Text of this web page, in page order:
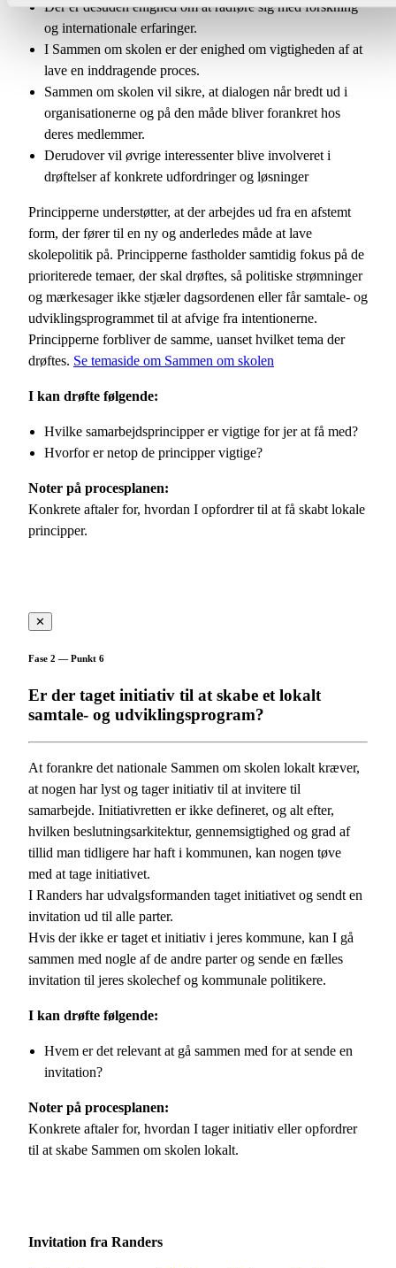
Der er desuden enighed om at rådføre sig med forskning
og internationale erfaringer.
I Sammen om skolen er der enighed om vigtigheden af at
lave en inddragende proces.
Sammen om skolen vil sikre, at dialogen når bredt ud i
organisationerne og på den måde bliver forankret hos
deres medlemmer.
Derudover vil øvrige interessenter blive involveret i
drøftelser af konkrete udfordringer og løsninger
Principperne understøtter, at der arbejdes ud fra en afstemt
form, der fører til en ny og anderledes måde at lave
skolepolitik på. Principperne fastholder samtidig fokus på de
prioriterede temaer, der skal drøftes, så politiske strømninger
og mærkesager ikke stjæler dagsordenen eller får samtale- og
udviklingsprogrammet til at afvige fra intentionerne.
Principperne forbliver de samme, uanset hvilket tema der
drøftes. Se temaside om Sammen om skolen
I kan drøfte følgende:
Hvilke samarbejdsprincipper er vigtige for jer at få med?
Hvorfor er netop de principper vigtige?
Noter på procesplanen:
Konkrete aftaler for, hvordan I opfordrer til at få skabt lokale
principper.
✕
Fase 2 — Punkt 6
Er der taget initiativ til at skabe et lokalt
samtale- og udviklingsprogram?
At forankre det nationale Sammen om skolen lokalt kræver,
at nogen har lyst og tager initiativ til at invitere til
samarbejde. Initiativretten er ikke defineret, og alt efter,
hvilken beslutningsarkitektur, gennemsigtighed og grad af
tillid man tidligere har haft i kommunen, kan nogen tøve
med at tage initiativet.
I Randers har udvalgsformanden taget initiativet og sendt en
invitation ud til alle parter.
Hvis der ikke er taget et initiativ i jeres kommune, kan I gå
sammen med nogle af de andre parter og sende en fælles
invitation til jeres skolechef og kommunale politikere.
I kan drøfte følgende:
Hvem er det relevant at gå sammen med for at sende en
invitation?
Noter på procesplanen:
Konkrete aftaler for, hvordan I tager initiativ eller opfordrer
til at skabe Sammen om skolen lokalt.
Invitation fra Randers